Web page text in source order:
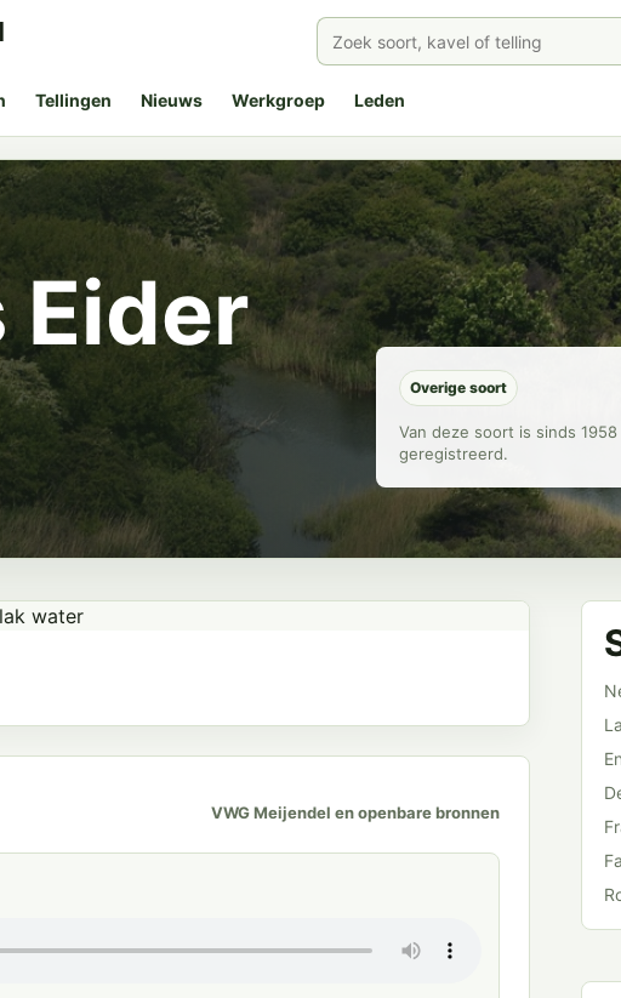
Tellingen Nieuws Werkgroep Leden
Overige soort
Van deze soort is sinds
geregistreerd.
VWG Meijendel en openbare bronnen